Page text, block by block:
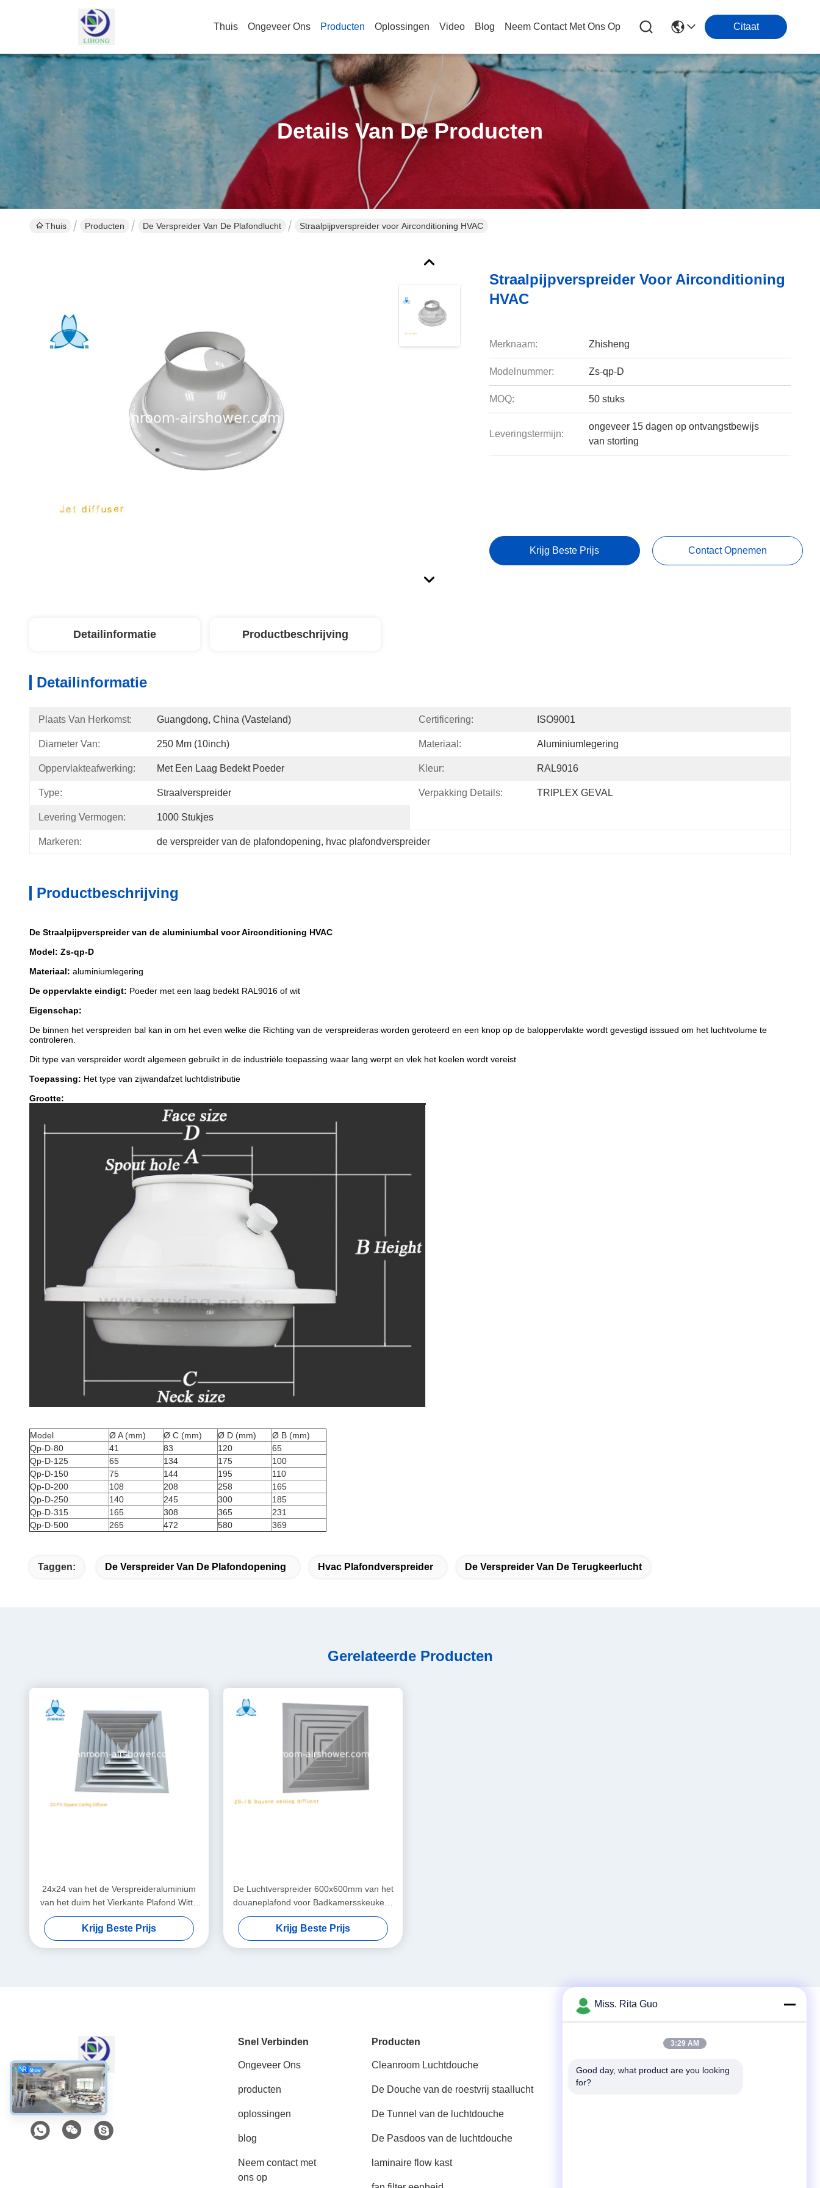
Thuis Ongeveer Ons Producten Oplossingen Video Blog Neem Contact Met Ons Op Citaat
Details Van De Producten
Thuis Producten De Verspreider Van De Plafondlucht Straalpijpverspreider voor Airconditioning HVAC
Straalpijpverspreider Voor Airconditioning
HVAC
Merknaam: Zhisheng
Modelnummer: Zs-qp-D
MOQ: 50 stuks
Leveringstermijn:
ongeveer 15 dagen op ontvangstbewijs
van storting
Krijg Beste Prijs Contact Opnemen
Detailinformatie Productbeschrijving
Detailinformatie
Plaats Van Herkomst: Guangdong, China (vasteland) Certificering: ISO9001
Diameter Van: 250 Mm (10inch) Materiaal: Aluminiumlegering
Oppervlakteafwerking: Met Een Laag Bedekt Poeder Kleur: RAL9016
Type: Straalverspreider Verpakking Details: TRIPLEX GEVAL
Levering Vermogen: 1000 Stukjes
Markeren: de verspreider van de plafondopening, hvac plafondverspreider
Productbeschrijving
De Straalpijpverspreider van de aluminiumbal voor Airconditioning HVAC
Model: Zs-qp-D
Materiaal: aluminiumlegering
De oppervlakte eindigt: Poeder met een laag bedekt RAL9016 of wit
Eigenschap:
De binnen het verspreiden bal kan in om het even welke die Richting van de verspreideras worden geroteerd en een knop op de baloppervlakte wordt gevestigd isssued om het luchtvolume te
controleren.
Dit type van verspreider wordt algemeen gebruikt in de industriële toepassing waar lang werpt en vlek het koelen wordt vereist
Toepassing: Het type van zijwandafzet luchtdistributie
Grootte:
Model Ø A (mm) Ø C (mm) Ø D (mm)
Ø B (mm)
Qp-D-80
41 83 120
65
Qp-D-125
65 134 175
100
Qp-D-150
75 144 195
110
Qp-D-200
108 208 258
165
Qp-D-250
140 245 300
185
Qp-D-315
165 308 365
231
Qp-D-500
265 472 580 369
Taggen: De Verspreider Van De Plafondopening Hvac Plafondverspreider De Verspreider Van De Terugkeerlucht
Gerelateerde Producten
24x24 van het de Verspreideraluminium
van het duim het Vierkante Plafond Witte
Met een laag bedekte Poeder
Krijg Beste Prijs
De Luchtverspreider 600x600mm van het
douaneplafond voor Badkamersskeukens
en Externe Muren
Krijg Beste Prijs
Sociale media
Snel Verbinden
Ongeveer Ons
producten
oplossingen
blog
Neem contact met
ons op
Producten
Cleanroom Luchtdouche
De Douche van de roestvrij staallucht
De Tunnel van de luchtdouche
De Pasdoos van de luchtdouche
laminaire flow kast
Telefoon
Miss. Rita Guo
3:29 AM
Good day, what product are you looking
for?